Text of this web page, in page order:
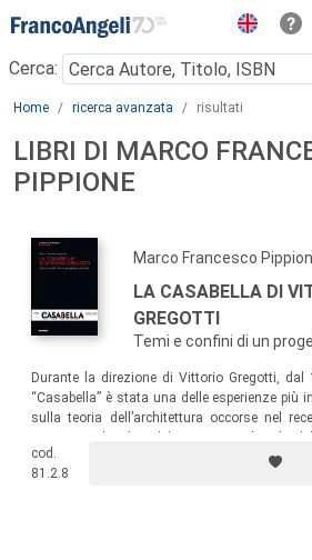
Menu
Cerca:
Main content
Home ricerca avanzata risultati
LIBRI DI MARCO
PIPPIONE
Marco Francesco
LA CASABELLA DI
GREGOTTI
Temi e confini di un
Durante la direzione di Vittorio Gregotti,
“Casabella” è stata una delle esperienze più
sulla teoria dell’architettura occorse nel
confronto sui temi, gli autori e i progetti
cod.
81.2.8